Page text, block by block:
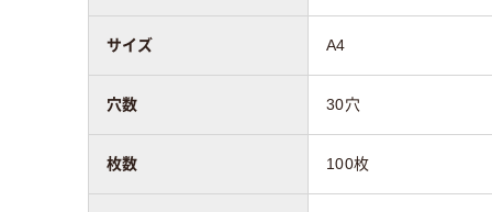
サイズ A4
穴数 30穴
枚数 100枚